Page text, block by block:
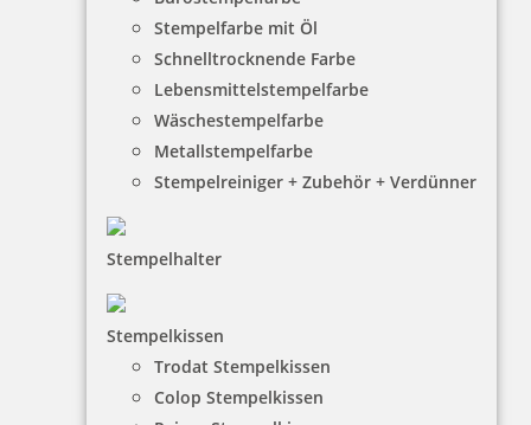
Stempelfarbe mit Öl
Schnelltrocknende Farbe
Lebensmittelstempelfarbe
Wäschestempelfarbe
Metallstempelfarbe
Stempelreiniger + Zubehör + Verdünner
Stempelhalter
Stempelkissen
Trodat Stempelkissen
Colop Stempelkissen
Barrierefreiheit
Vertrag widerrufen
KUNDENBEREICH
Warenkorb
Kundenservice